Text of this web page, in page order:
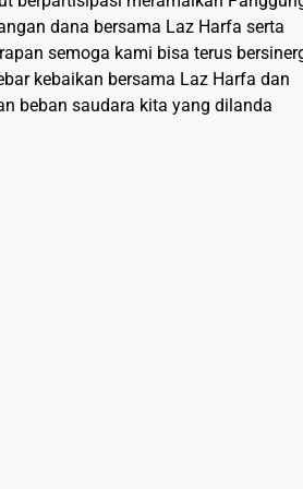
dana bersama Laz Harfa serta
semoga kami bisa terus
kebaikan bersama Laz Harfa dan
beban saudara kita yang dilanda